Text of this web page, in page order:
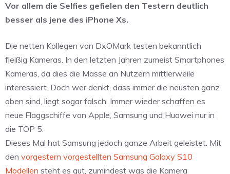
Vor allem die Selfies gefielen den Testern deutlich
besser als jene des iPhone Xs.
Die netten Kollegen von DxOMark testen bekanntlich
fleißig Kameras. In den letzten Jahren zumeist Smartphones
Kameras, da dies die Masse an Nutzern mittlerweile
interessiert. Doch wer denkt, dass immer die neusten ganz
oben sind, liegt sogar falsch. Immer wieder schaffen es
neue Flaggschiffe von Apple, Samsung und Huawei nur in
die TOP 5.
Dieses Mal hat Samsung jedoch ganze Arbeit geleistet. Mit
den vorgestern vorgestellten Samsung Galaxy S10
Modellen steht es gut, zumindest was die Kamera